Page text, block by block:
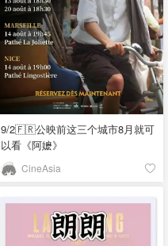
9/2🇫🇷公映前这三个城市8月就可
以看《阿嬷》
CineAsia